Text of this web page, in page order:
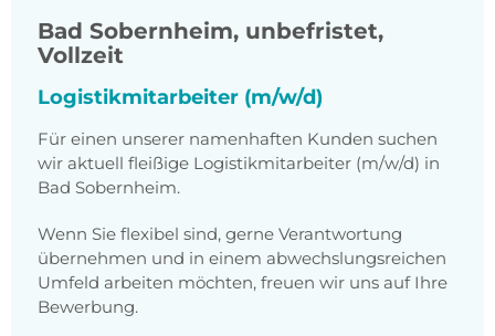
Bad Sobernheim, unbefristet,
Vollzeit
Logistikmitarbeiter (m/w/d)
Für einen unserer namenhaften Kunden suchen
wir aktuell fleißige Logistikmitarbeiter (m/w/d) in
Bad Sobernheim.
Wenn Sie flexibel sind, gerne Verantwortung
übernehmen und in einem abwechslungsreichen
Umfeld arbeiten möchten, freuen wir uns auf Ihre
Bewerbung.